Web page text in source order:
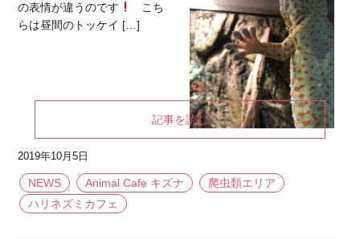
の表情が違うのです
こち
らは昼間のトッケイ […]
記事を読む
2019年10月5日
NEWS Animal Cafe キズナ
爬虫類エリア
ハリネズミカフェ